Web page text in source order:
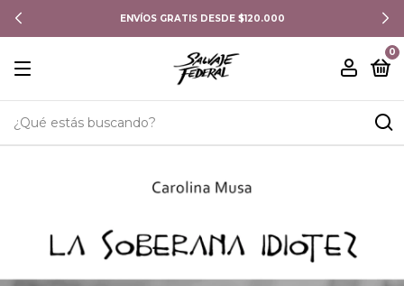
ENVÍOS GRATIS DESDE $120.000
0